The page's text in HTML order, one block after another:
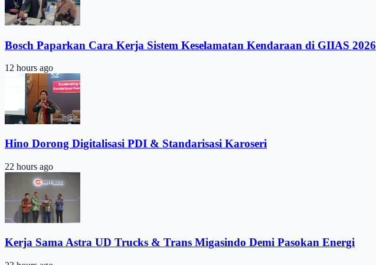
Bosch Paparkan Cara Kerja Sistem Keselamatan Kendaraan di GIIAS 2026
12 hours ago
Hino Dorong Digitalisasi PDI & Standarisasi Karoseri
22 hours ago
Kerja Sama Astra UD Trucks & Trans Migasindo Demi Pasokan Energi